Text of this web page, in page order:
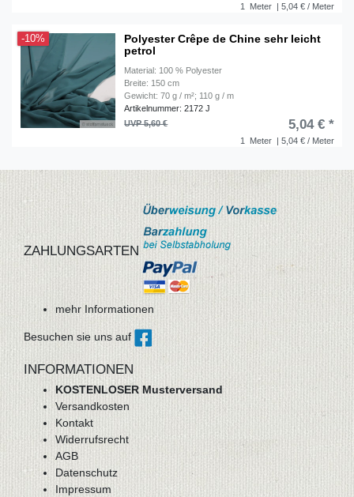
1 Meter | 5,04 € / Meter
-10%
Polyester Crêpe de Chine sehr leicht
petrol
Material: 100 % Polyester
Breite: 150 cm
Gewicht: 70 g / m²; 110 g / m
Artikelnummer: 2172 J
1 Meter | 5,04 € / Meter
UVP 5,60 € 5,04 € *
ZAHLUNGSARTEN
mehr Informationen
Besuchen sie uns auf
INFORMATIONEN
KOSTENLOSER Musterversand
Versandkosten
Kontakt
Widerrufsrecht
AGB
Datenschutz
Impressum